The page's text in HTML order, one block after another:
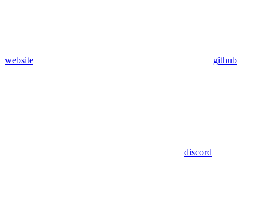
website github
discord